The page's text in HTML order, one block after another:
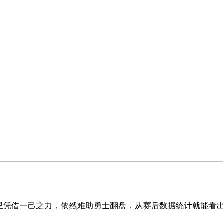
凭借一己之力，依然难助勇士翻盘，从赛后数据统计就能看